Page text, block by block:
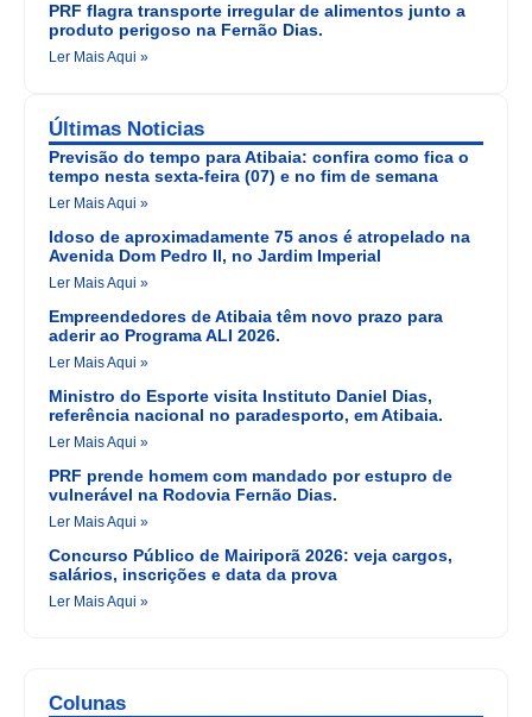
PRF flagra transporte irregular de alimentos junto a
produto perigoso na Fernão Dias.
Ler Mais Aqui »
Últimas Noticias
Previsão do tempo para Atibaia: confira como fica o
tempo nesta sexta-feira (07) e no fim de semana
Ler Mais Aqui »
Idoso de aproximadamente 75 anos é atropelado na
Avenida Dom Pedro II, no Jardim Imperial
Ler Mais Aqui »
Empreendedores de Atibaia têm novo prazo para
aderir ao Programa ALI 2026.
Ler Mais Aqui »
Ministro do Esporte visita Instituto Daniel Dias,
referência nacional no paradesporto, em Atibaia.
Ler Mais Aqui »
PRF prende homem com mandado por estupro de
vulnerável na Rodovia Fernão Dias.
Ler Mais Aqui »
Concurso Público de Mairiporã 2026: veja cargos,
salários, inscrições e data da prova
Ler Mais Aqui »
Colunas